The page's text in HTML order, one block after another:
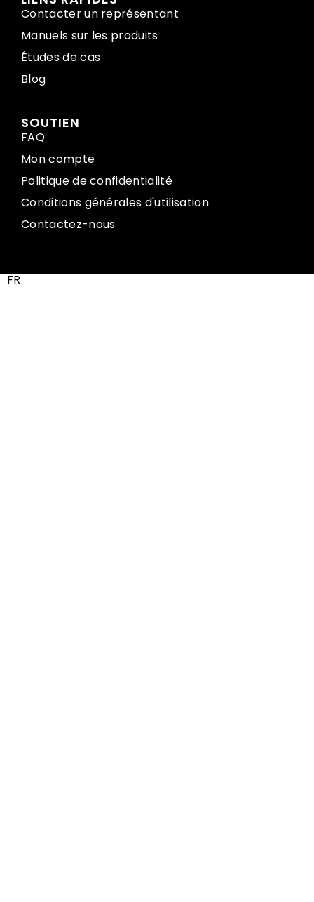
Contacter un représentant
Manuels sur les produits
Études de cas
Blog
SOUTIEN
FAQ
Mon compte
Politique de confidentialité
Conditions générales d'utilisation
Contactez-nous
FR